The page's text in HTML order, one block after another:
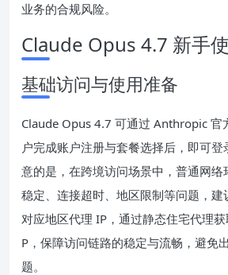
业务的合规风险。
Claude Opus 4.7 新手
基础访问与使用准备
Claude Opus 4.7 可通过 Anthropic 官
户完成账户注册与套餐选择后，即可
意的是，在跨境访问场景中，普通网络
稳定、连接超时、地区限制等问题，建
对应地区代理 IP，通过静态住宅代理
P，保障访问链路的稳定与流畅，避免
题。